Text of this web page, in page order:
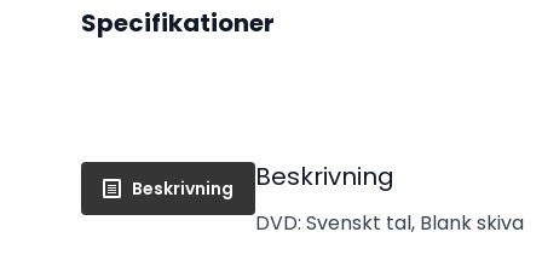
Specifikationer
Beskrivning Beskrivning
DVD: Svenskt tal, Blank skiva